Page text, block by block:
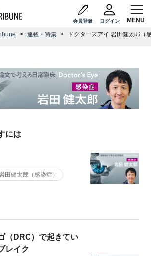
会員登録 ログイン
連載・特集 ドクターズアイ 岩田健太郎（
には
田健太郎（感染症）
（DRC）で起きてい
レイク